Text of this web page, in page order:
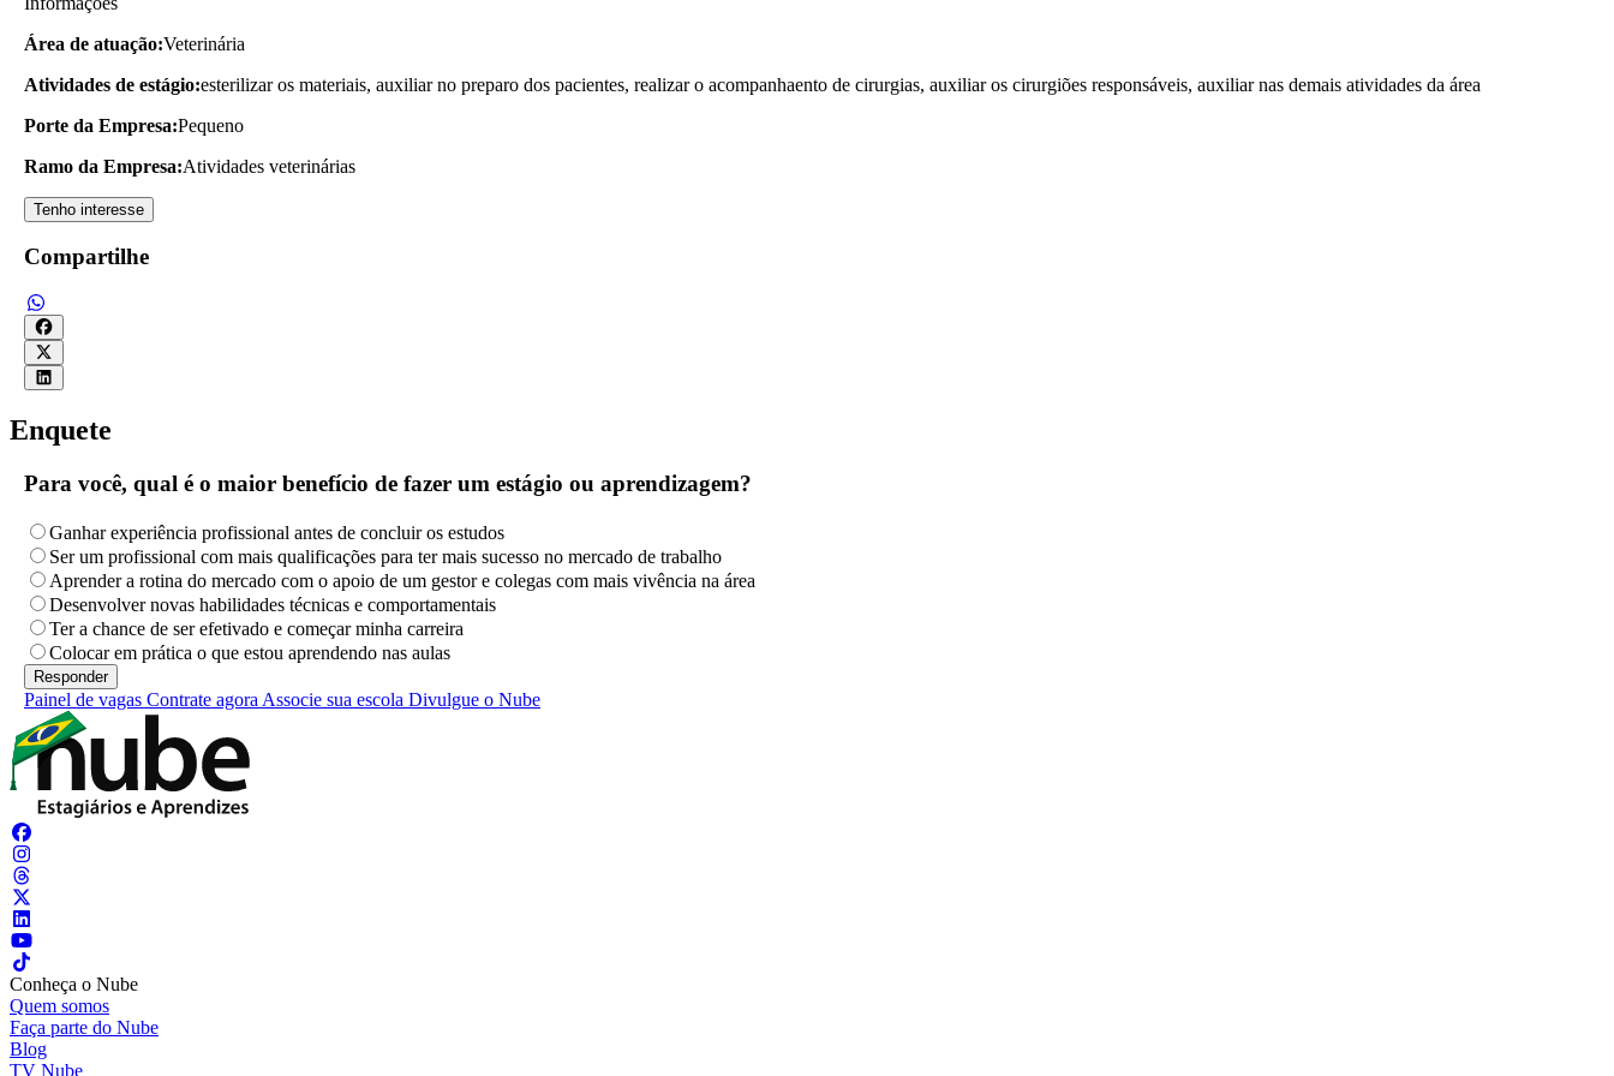
Área de atuação:Veterinária
Atividades de estágio:esterilizar os materiais, auxiliar no preparo dos pacientes, realizar o acompanhaento de cirurgias, auxiliar os cirurgiões responsáveis, auxiliar nas demais atividades da área
Porte da Empresa:Pequeno
Ramo da Empresa:Atividades veterinárias
Tenho interesse
Compartilhe
Enquete
Para você, qual é o maior benefício de fazer um estágio ou aprendizagem?
Ganhar experiência profissional antes de concluir os estudos
Ser um profissional com mais qualificações para ter mais sucesso no mercado de trabalho
Aprender a rotina do mercado com o apoio de um gestor e colegas com mais vivência na área
Desenvolver novas habilidades técnicas e comportamentais
Ter a chance de ser efetivado e começar minha carreira
Colocar em prática o que estou aprendendo nas aulas
Painel de vagas Contrate agora Associe sua escola Divulgue o Nube
Conheça o Nube
Quem somos
Faça parte do Nube
Blog
TV Nube